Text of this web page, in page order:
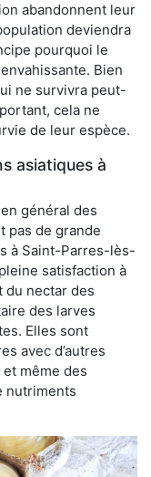
abandonnent leur
deviendra
pourquoi le
Bien
ne survivra peut-
cela ne
de leur espèce.
asiatiques à
général des
pas de grande
à Saint-Parres-lès-
satisfaction à
du nectar des
des larves
Elles sont
avec d’autres
même des
nutriments